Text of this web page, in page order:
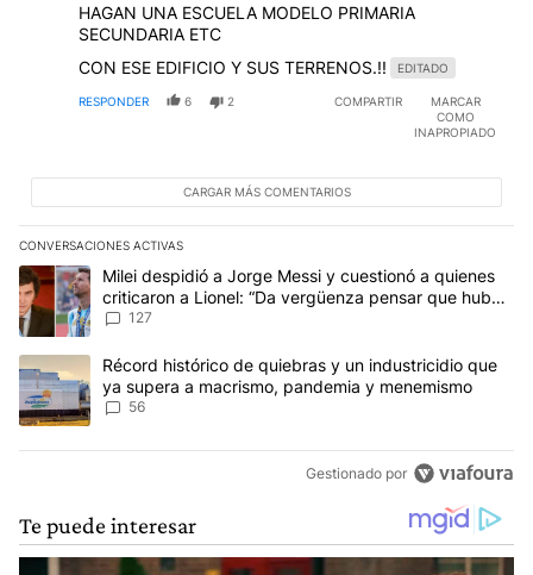
HAGAN UNA ESCUELA MODELO PRIMARIA
SECUNDARIA ETC
CON ESE EDIFICIO Y SUS TERRENOS.!!
EDITADO
RESPONDER 6 2 COMPARTIR
MARCAR
COMO
INAPROPIADO
CARGAR MÁS COMENTARIOS
CONVERSACIONES ACTIVAS
Este listado muestra los artículos con más comentarios en los
Un artículo de tendencia con el título "Milei despidió a Jorge
Milei despidió a Jorge Messi y cuestionó a quienes
criticaron a Lionel: “Da vergüenza pensar que hubo
anti-Messi”
127
Un artículo de tendencia con el título "Récord histórico de
Récord histórico de quiebras y un industricidio que
ya supera a macrismo, pandemia y menemismo
56
Gestionado por